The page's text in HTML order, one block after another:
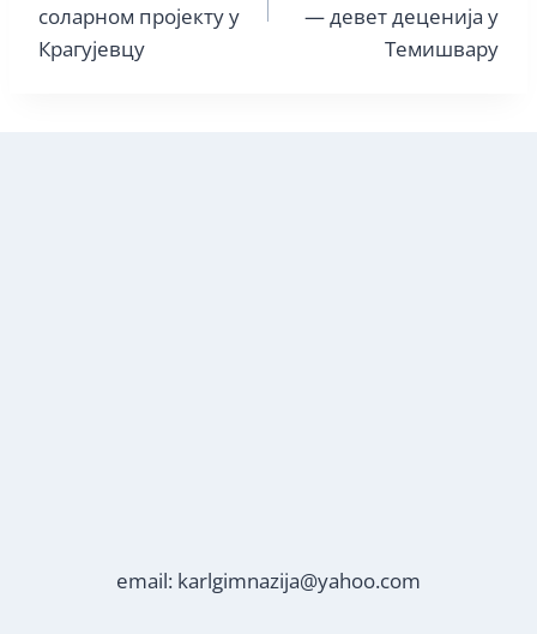
соларном пројекту у
Крагујевцу
— девет деценија у
Темишвару
email: karlgimnazija@yahoo.com